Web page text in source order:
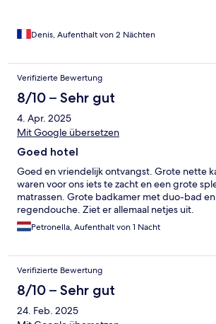
Denis, Aufenthalt von 2 Nächten
Verifizierte Bewertung
8/10 – Sehr gut
4. Apr. 2025
Mit Google übersetzen
Goed hotel
Goed en vriendelijk ontvangst. Grote nette
waren voor ons iets te zacht en een grote
matrassen. Grote badkamer met duo-bad
regendouche. Ziet er allemaal netjes uit.
Petronella, Aufenthalt von 1 Nacht
Verifizierte Bewertung
8/10 – Sehr gut
24. Feb. 2025